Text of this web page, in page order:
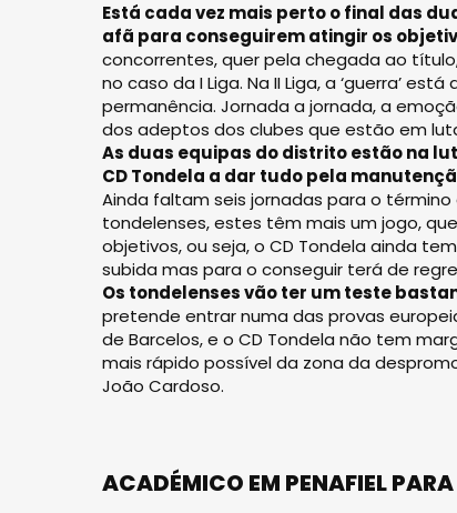
Está cada vez mais perto o final das
afã para conseguirem atingir os
concorrentes, quer pela chegada ao
no caso da I Liga. Na II Liga, a ‘guer­ra’
permanência. Jornada a jornada, a
dos adeptos dos clubes que estão em
As duas equipas do distrito estão na
CD Tondela a dar tudo pela
Ainda faltam seis jornadas para o
tondelenses, estes têm mais um jogo,
objetivos, ou seja, o CD Tondela ainda
subida mas para o conseguir terá de
Os tondelenses vão ter um teste
pretende entrar numa das provas
de Barcelos, e o CD Tondela não tem
mais rápido possível da zona da
João Cardoso.
ACADÉMICO EM PENAFIEL